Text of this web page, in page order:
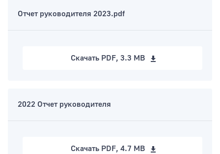
Отчет руководителя 2023.pdf
Скачать PDF, 3.3 MB
2022 Отчет руководителя
Скачать PDF, 4.7 MB